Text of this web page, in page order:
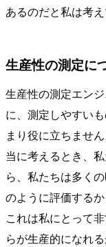
あるのだと私は考え
生産性の測定に
生産性の測定エン
に、測定しやすい
まり役に立ちませ
当に考えるとき、
ら、私たちは多く
のように評価する
これは私にとって
らが生産的になれ